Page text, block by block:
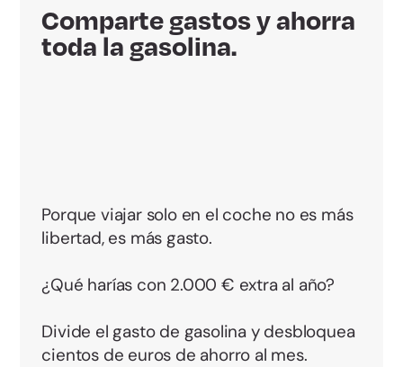
Comparte gastos y ahorra
toda la gasolina.
Porque viajar solo en el coche no es más
libertad, es más gasto.
¿Qué harías con 2.000 € extra al año?
Divide el gasto de gasolina y desbloquea
cientos de euros de ahorro al mes.